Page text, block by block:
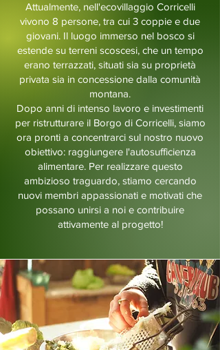
Attualmente, nell'ecovillaggio Corricelli
vivono 8 persone, tra cui 3 coppie e due
giovani. Il luogo immerso nel bosco si
estende su terreni scoscesi, che un tempo
erano terrazzati, situati sia su proprietà
privata sia in concessione dalla comunità
montana.
Dopo anni di intenso lavoro e investimenti
per ristrutturare il Borgo di Corricelli, siamo
ora pronti a concentrarci sul nostro nuovo
obiettivo: raggiungere l'autosufficienza
alimentare. Per realizzare questo
ambizioso traguardo, stiamo cercando
nuovi membri appassionati e motivati che
possano unirsi a noi e contribuire
attivamente al progetto!